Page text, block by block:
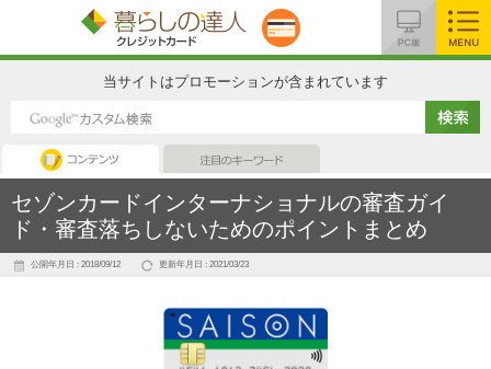
MENU
当サイトはプロモーションが含まれています
コンテンツ 注目のキーワード
セゾンカードインターナショナルの審査ガイ
ド・審査落ちしないためのポイントまとめ
公開年月日 : 2018/09/12 更新年月日 : 2021/03/23